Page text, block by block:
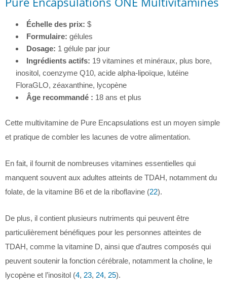
Échelle des prix: $
Formulaire: gélules
Dosage: 1 gélule par jour
Ingrédients actifs: 19 vitamines et minéraux, plus bore,
inositol, coenzyme Q10, acide alpha-lipoïque, lutéine
FloraGLO, zéaxanthine, lycopène
Âge recommandé : 18 ans et plus
Cette multivitamine de Pure Encapsulations est un moyen simple
et pratique de combler les lacunes de votre alimentation.
En fait, il fournit de nombreuses vitamines essentielles qui
manquent souvent aux adultes atteints de TDAH, notamment du
folate, de la vitamine B6 et de la riboflavine (22).
De plus, il contient plusieurs nutriments qui peuvent être
particulièrement bénéfiques pour les personnes atteintes de
TDAH, comme la vitamine D, ainsi que d’autres composés qui
peuvent soutenir la fonction cérébrale, notamment la choline, le
lycopène et l’inositol (4, 23, 24, 25).